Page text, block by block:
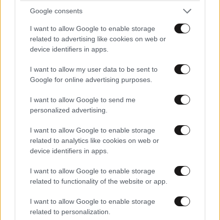
Google consents
I want to allow Google to enable storage
related to advertising like cookies on web or
device identifiers in apps.
I want to allow my user data to be sent to
Google for online advertising purposes.
I want to allow Google to send me
personalized advertising.
I want to allow Google to enable storage
related to analytics like cookies on web or
device identifiers in apps.
I want to allow Google to enable storage
related to functionality of the website or app.
I want to allow Google to enable storage
related to personalization.
Απαντήστε
τα πραγματα ειναι απλα. 17·09·2025 17:59
ΠΕΡΙΣΣΟΤΕΡΑ ΣΧΟΛΙΑ